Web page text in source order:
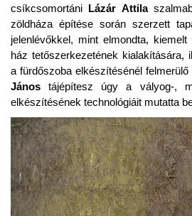
csíkcsomortáni Lázár Attila
zöldháza építése során szerzett
jelenlévőkkel, mint elmondta,
ház tetőszerkezetének kialakítására,
a fürdőszoba elkészítésénél
János tájépítesz úgy a vályog-,
elkészítésének technológiáit mutatta